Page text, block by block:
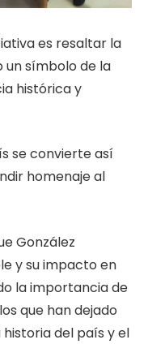
es resaltar la
un símbolo de la
histórica y
se convierte así
homenaje al
González
y su impacto en
la importancia de
que han dejado
del país y el